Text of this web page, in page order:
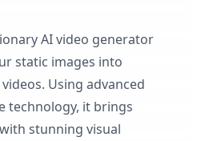
AI video generator
static images into
Using advanced
technology, it brings
stunning visual